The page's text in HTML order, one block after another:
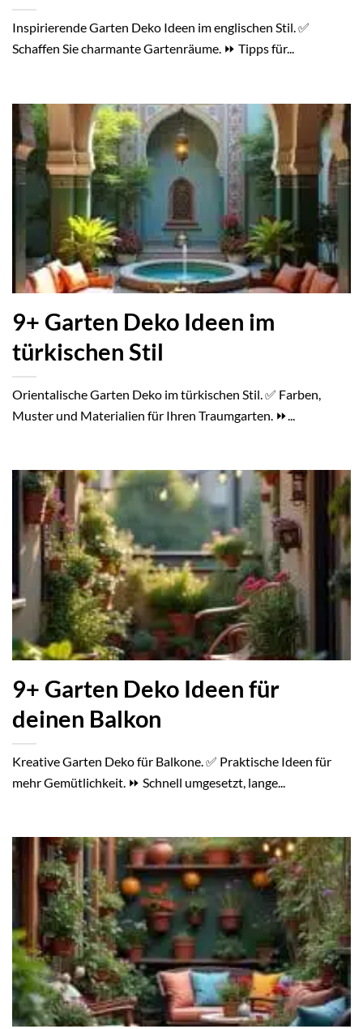
Inspirierende Garten Deko Ideen im englischen Stil. ✅
Schaffen Sie charmante Gartenräume. ⏩ Tipps für...
9+ Garten Deko Ideen im
türkischen Stil
Orientalische Garten Deko im türkischen Stil. ✅ Farben,
Muster und Materialien für Ihren Traumgarten. ⏩...
9+ Garten Deko Ideen für
deinen Balkon
Kreative Garten Deko für Balkone. ✅ Praktische Ideen für
mehr Gemütlichkeit. ⏩ Schnell umgesetzt, lange...